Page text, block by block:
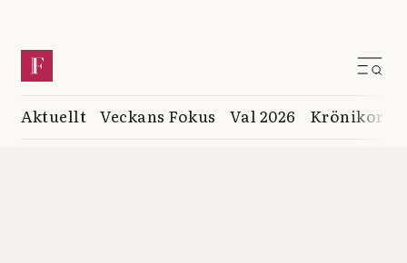
Aktuellt Veckans Fokus Val 2026 Krönikor